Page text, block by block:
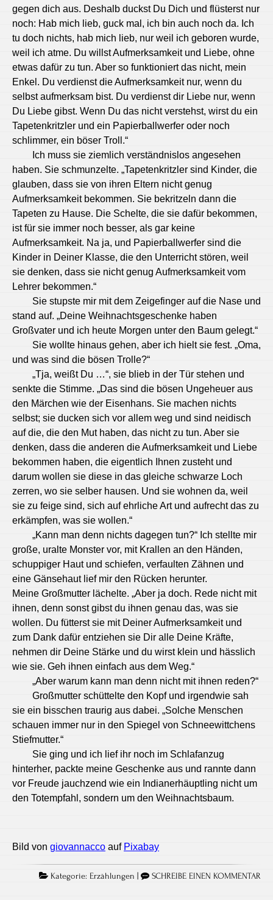
gegen dich aus. Deshalb duckst Du Dich und flüsterst nur
noch: Hab mich lieb, guck mal, ich bin auch noch da. Ich
tu doch nichts, hab mich lieb, nur weil ich geboren wurde,
weil ich atme. Du willst Aufmerksamkeit und Liebe, ohne
etwas dafür zu tun. Aber so funktioniert das nicht, mein
Enkel. Du verdienst die Aufmerksamkeit nur, wenn du
selbst aufmerksam bist. Du verdienst dir Liebe nur, wenn
Du Liebe gibst. Wenn Du das nicht verstehst, wirst du ein
Tapetenkritzler und ein Papierballwerfer oder noch
schlimmer, ein böser Troll.“
Ich muss sie ziemlich verständnislos angesehen
haben. Sie schmunzelte. „Tapetenkritzler sind Kinder, die
glauben, dass sie von ihren Eltern nicht genug
Aufmerksamkeit bekommen. Sie bekritzeln dann die
Tapeten zu Hause. Die Schelte, die sie dafür bekommen,
ist für sie immer noch besser, als gar keine
Aufmerksamkeit. Na ja, und Papierballwerfer sind die
Kinder in Deiner Klasse, die den Unterricht stören, weil
sie denken, dass sie nicht genug Aufmerksamkeit vom
Lehrer bekommen.“
Sie stupste mir mit dem Zeigefinger auf die Nase und
stand auf. „Deine Weihnachtsgeschenke haben
Großvater und ich heute Morgen unter den Baum gelegt.“
Sie wollte hinaus gehen, aber ich hielt sie fest. „Oma,
und was sind die bösen Trolle?“
„Tja, weißt Du …“, sie blieb in der Tür stehen und
senkte die Stimme. „Das sind die bösen Ungeheuer aus
den Märchen wie der Eisenhans. Sie machen nichts
selbst; sie ducken sich vor allem weg und sind neidisch
auf die, die den Mut haben, das nicht zu tun. Aber sie
denken, dass die anderen die Aufmerksamkeit und Liebe
bekommen haben, die eigentlich Ihnen zusteht und
darum wollen sie diese in das gleiche schwarze Loch
zerren, wo sie selber hausen. Und sie wohnen da, weil
sie zu feige sind, sich auf ehrliche Art und aufrecht das zu
erkämpfen, was sie wollen.“
„Kann man denn nichts dagegen tun?“ Ich stellte mir
große, uralte Monster vor, mit Krallen an den Händen,
schuppiger Haut und schiefen, verfaulten Zähnen und
eine Gänsehaut lief mir den Rücken herunter.
Meine Großmutter lächelte. „Aber ja doch. Rede nicht mit
ihnen, denn sonst gibst du ihnen genau das, was sie
wollen. Du fütterst sie mit Deiner Aufmerksamkeit und
zum Dank dafür entziehen sie Dir alle Deine Kräfte,
nehmen dir Deine Stärke und du wirst klein und hässlich
wie sie. Geh ihnen einfach aus dem Weg.“
„Aber warum kann man denn nicht mit ihnen reden?“
Großmutter schüttelte den Kopf und irgendwie sah
sie ein bisschen traurig aus dabei. „Solche Menschen
schauen immer nur in den Spiegel von Schneewittchens
Stiefmutter.“
Sie ging und ich lief ihr noch im Schlafanzug
hinterher, packte meine Geschenke aus und rannte dann
vor Freude jauchzend wie ein Indianerhäuptling nicht um
den Totempfahl, sondern um den Weihnachtsbaum.
Bild von giovannacco auf Pixabay
Kategorie: Erzählungen SCHREIBE EINEN KOMMENTAR